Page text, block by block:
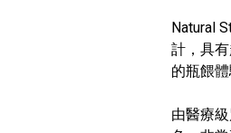
Natural
計，具
的瓶餵體
由醫療